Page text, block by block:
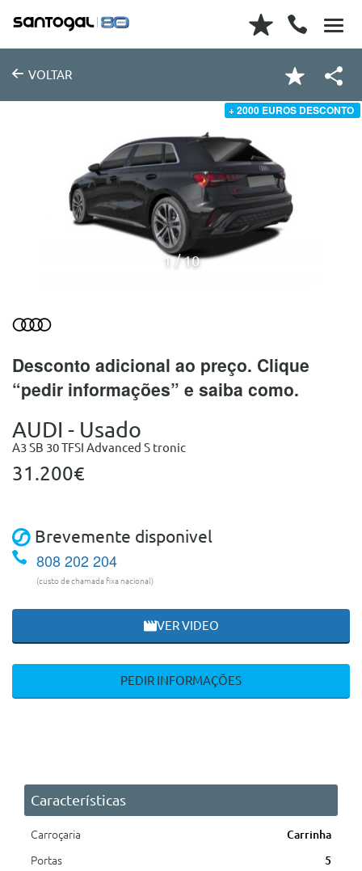
VOLTAR
+ 2000 EUROS DESCONTO
1 10
Desconto adicional ao preço. Clique
“pedir informações” e saiba como.
AUDI - Usado
A3 SB 30 TFSI Advanced S tronic
31.200€
Brevemente disponivel
808 202 204
(custo de chamada fixa nacional)
VER VIDEO
PEDIR INFORMAÇÕES
Características
Carroçaria
Carrinha
Portas
5